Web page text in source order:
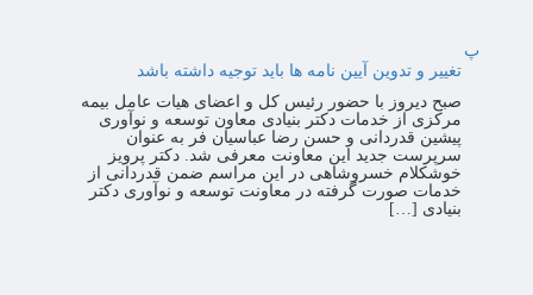
پ
تغییر و تدوین آیین نامه ها باید توجیه داشته باشد
صبح دیروز با حضور رئیس کل و اعضای هیات عامل بیمه
مرکزی از خدمات دکتر بنیادی معاون توسعه و نوآوری
پیشین قدردانی و حسن رضا عباسیان فر به عنوان
سرپرست جدید این معاونت معرفی شد. دکتر پرویز
خوشکلام خسروشاهی در این مراسم ضمن قدردانی از
خدمات صورت گرفته در معاونت توسعه و نوآوری دکتر
بنیادی […]